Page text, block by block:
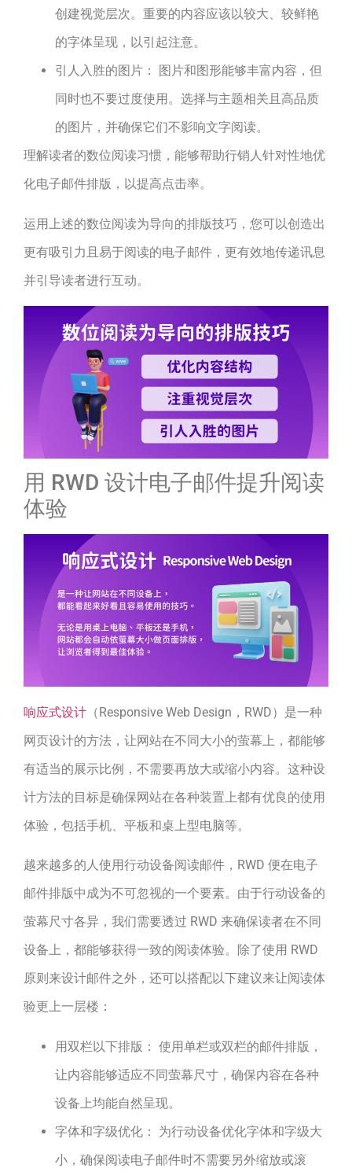
创建视觉层次。重要的内容应该以较大、较鲜艳
的字体呈现，以引起注意。
引人入胜的图片： 图片和图形能够丰富内容，但
同时也不要过度使用。选择与主题相关且高品质
的图片，并确保它们不影响文字阅读。
理解读者的数位阅读习惯，能够帮助行销人针对性地优
化电子邮件排版，以提高点击率。
运用上述的数位阅读为导向的排版技巧，您可以创造出
更有吸引力且易于阅读的电子邮件，更有效地传递讯息
并引导读者进行互动。
用 RWD 设计电子邮件提升阅读
体验
响应式设计 （Responsive Web Design，RWD）是一种
网页设计的方法，让网站在不同大小的萤幕上，都能够
有适当的展示比例，不需要再放大或缩小内容。这种设
计方法的目标是确保网站在各种装置上都有优良的使用
体验，包括手机、平板和桌上型电脑等。
越来越多的人使用行动设备阅读邮件，RWD 便在电子
邮件排版中成为不可忽视的一个要素。由于行动设备的
萤幕尺寸各异，我们需要透过 RWD 来确保读者在不同
设备上，都能够获得一致的阅读体验。除了使用 RWD
原则来设计邮件之外，还可以搭配以下建议来让阅读体
验更上一层楼：
用双栏以下排版： 使用单栏或双栏的邮件排版，
让内容能够适应不同萤幕尺寸，确保内容在各种
设备上均能自然呈现。
字体和字级优化： 为行动设备优化字体和字级大
小，确保阅读电子邮件时不需要另外缩放或滚